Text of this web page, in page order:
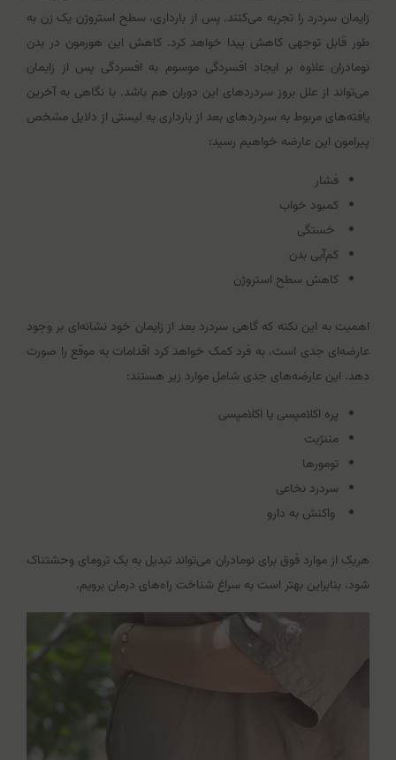
زایمان سردرد را تجربه می‌کنند. پس از بارداری، سطح استروژن یک زن به
طور قابل توجهی کاهش پیدا خواهد کرد. کاهش این هورمون در بدن
نومادران علاوه بر ایجاد افسردگی موسوم به افسردگی پس از زایمان
می‌تواند از علل بروز سردردهای این دوران هم باشد. با نگاهی به آخرین
یافته‌های مربوط به سردردهای بعد از بارداری به لیستی از دلایل مشخص
پیرامون این عارضه خواهیم رسید:
فشار
کمبود خواب
خستگی
کم‌آبی بدن
کاهش سطح استروژن
اهمیت به این نکته که گاهی سردرد بعد از زایمان خود نشانه‌ای بر وجود
عارضه‌ای جدی است، به فرد کمک خواهد کرد اقدامات به موقع را صورت
دهد. این عارضه‌های جدی شامل موارد زیر هستند:
پره اکلامپسی یا اکلامپسی
مننژیت
تومورها
سردرد نخاعی
واکنش به دارو
هریک از موارد فوق برای نومادران می‌تواند تبدیل به یک ترومای وحشتناک
شود، بنابراین بهتر است به سراغ شناخت راه‌های درمان برویم.